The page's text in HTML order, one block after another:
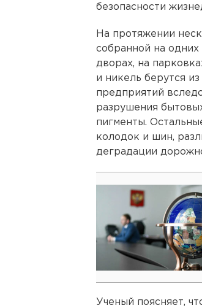
безопасности
На протяжении
собранной на
дворах, на
и никель берутся
предприятий
разрушения
пигменты.
колодок и шин,
деградации
Ученый поясняет,